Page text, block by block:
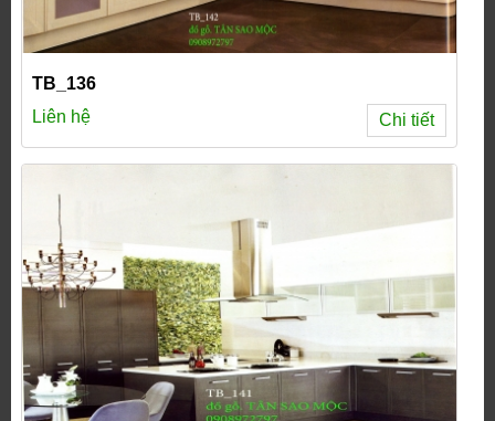
TB_136
Liên hệ
Chi tiết